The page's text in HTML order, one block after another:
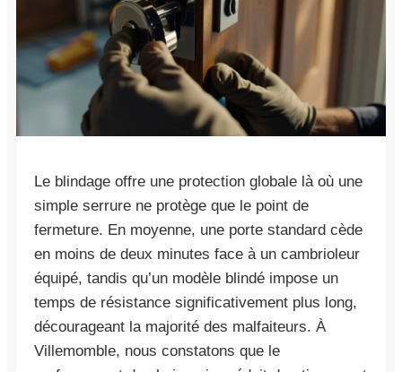
Le blindage offre une protection globale là où une
simple serrure ne protège que le point de
fermeture. En moyenne, une porte standard cède
en moins de deux minutes face à un cambrioleur
équipé, tandis qu’un modèle blindé impose un
temps de résistance significativement plus long,
décourageant la majorité des malfaiteurs. À
Villemomble, nous constatons que le